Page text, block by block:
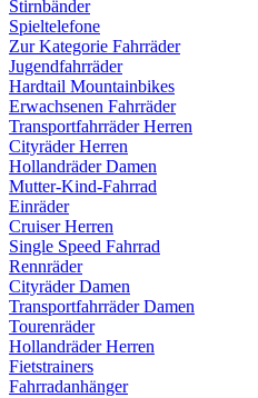
Stirnbänder
Spieltelefone
Zur Kategorie Fahrräder
Jugendfahrräder
Hardtail Mountainbikes
Erwachsenen Fahrräder
Transportfahrräder Herren
Cityräder Herren
Hollandräder Damen
Mutter-Kind-Fahrrad
Einräder
Cruiser Herren
Single Speed Fahrrad
Rennräder
Cityräder Damen
Transportfahrräder Damen
Tourenräder
Hollandräder Herren
Fietstrainers
Fahrradanhänger